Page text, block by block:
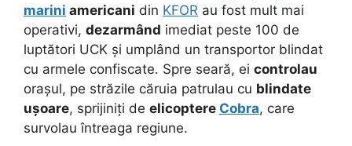
marini americani din KFOR au fost mult mai
operativi, dezarmând imediat peste 100 de
luptători UCK și umplând un transportor blindat
cu armele confiscate. Spre seară, ei controlau
orașul, pe străzile căruia patrulau cu blindate
ușoare, sprijiniți de elicoptere Cobra, care
survolau întreaga regiune.